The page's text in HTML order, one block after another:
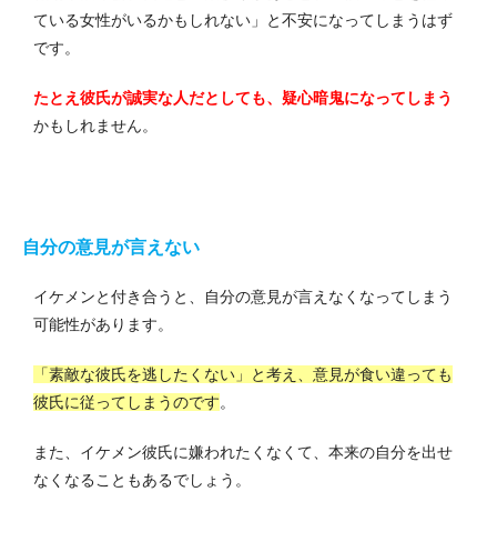
ている女性がいるかもしれない」と不安になってしまうはず
です。
たとえ彼氏が誠実な人だとしても、疑心暗鬼になってしまう
かもしれません。
自分の意見が言えない
イケメンと付き合うと、自分の意見が言えなくなってしまう
可能性があります。
「素敵な彼氏を逃したくない」と考え、意見が食い違っても
彼氏に従ってしまうのです。
また、イケメン彼氏に嫌われたくなくて、本来の自分を出せ
なくなることもあるでしょう。